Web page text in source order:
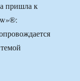
пришла к